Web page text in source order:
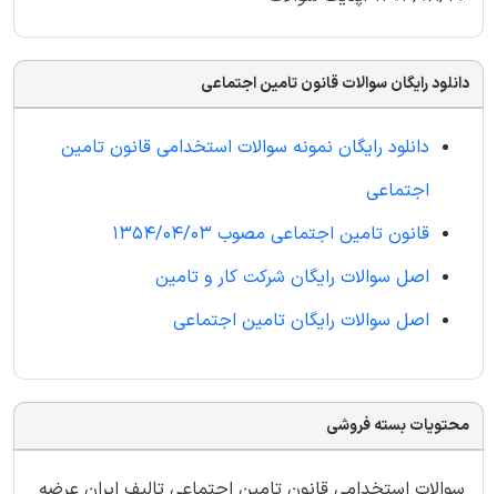
دانلود رایگان سوالات قانون تامین اجتماعی
دانلود رایگان نمونه سوالات استخدامی قانون تامین
اجتماعی
قانون تامین اجتماعی مصوب 1354/04/03
اصل سوالات رایگان شرکت کار و تامین
اصل سوالات رایگان تامین اجتماعی
محتویات بسته فروشی